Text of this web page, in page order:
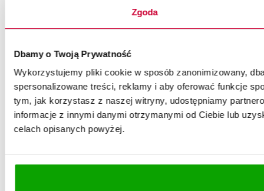
Zgoda
Dbamy o Twoją Prywatność
Wykorzystujemy pliki cookie w sposób zanonimizowany,
spersonalizowane treści, reklamy i aby oferować funkcje
tym, jak korzystasz z naszej witryny, udostępniamy
informacje z innymi danymi otrzymanymi od Ciebie lub
celach opisanych powyżej.